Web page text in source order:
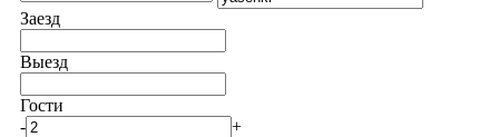
Заезд
Выезд
Гости
-
+